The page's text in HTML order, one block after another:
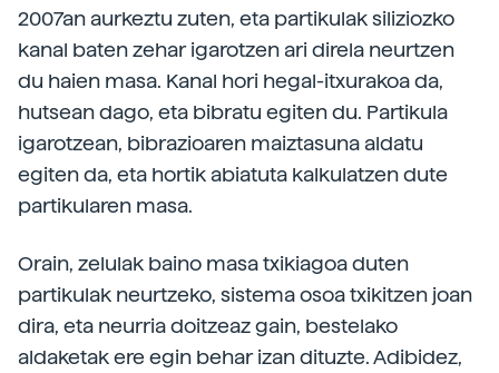
2007an aurkeztu zuten, eta partikulak siliziozko
kanal baten zehar igarotzen ari direla neurtzen
du haien masa. Kanal hori hegal-itxurakoa da,
hutsean dago, eta bibratu egiten du. Partikula
igarotzean, bibrazioaren maiztasuna aldatu
egiten da, eta hortik abiatuta kalkulatzen dute
partikularen masa.
Orain, zelulak baino masa txikiagoa duten
partikulak neurtzeko, sistema osoa txikitzen joan
dira, eta neurria doitzeaz gain, bestelako
aldaketak ere egin behar izan dituzte. Adibidez,